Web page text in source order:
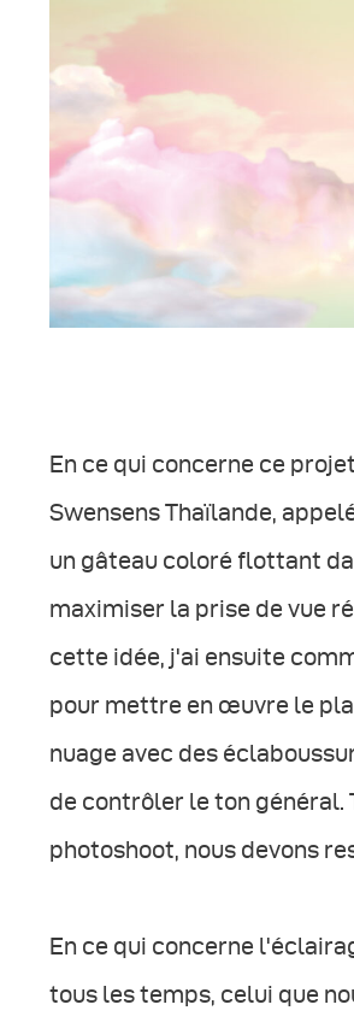
En ce qui concerne ce
Swensens Thaïlande,
un gâteau coloré flottant
maximiser la prise de vue
cette idée, j'ai ensuite
pour mettre en œuvre le
nuage avec des
de contrôler le ton général.
photoshoot, nous devons
En ce qui concerne
tous les temps, celui que